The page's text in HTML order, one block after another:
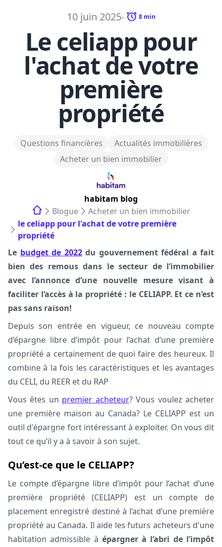
10 juin 2025- 8min
Le celiapp pour
l'achat de votre
première
propriété
Questions financières
Actualités immobilières
Acheter un bien immobilier
habitam blog
Blogue
Acheter un bien immobilier
le celiapp pour l'achat de votre première
propriété
Le budget de 2022du gouvernement fédéral a fait
bien des remous dans le secteur de l’immobilier
avec l’annonce d’une nouvelle mesure visant à
faciliter l’accès à la propriété : le CELIAPP. Et ce n’est
pas sans raison!
Depuis son entrée en vigueur, ce nouveau compte
d’épargne libre d’impôt pour l’achat d’une première
propriété a certainement de quoi faire des heureux. Il
combine à la fois les caractéristiques et les avantages
du CELI, du REER et du RAP
Vous êtes un premier acheteur? Vous voulez acheter
une première maison au Canada? Le CELIAPP est un
outil d'épargne fort intéressant à exploiter. On vous dit
tout ce qu’il y a à savoir à son sujet.
Qu’est-ce que le CELIAPP?
Le compte d’épargne libre d’impôt pour l’achat d’une
première propriété (CELIAPP) est un compte de
placement enregistré destiné à l’achat d’une première
propriété au Canada. Il aide les futurs acheteurs d'une
habitation admissible à épargner à l’abri de l’impôt